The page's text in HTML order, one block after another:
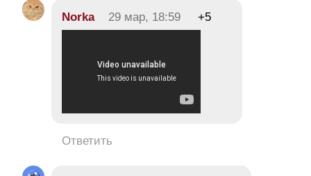
Norka 29 мар, 18:59 +5
Ответить